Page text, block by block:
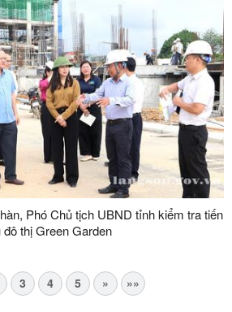
Phó Chủ tịch UBND tỉnh kiểm tra tiến
thị Green Garden
3 4 5 » »»